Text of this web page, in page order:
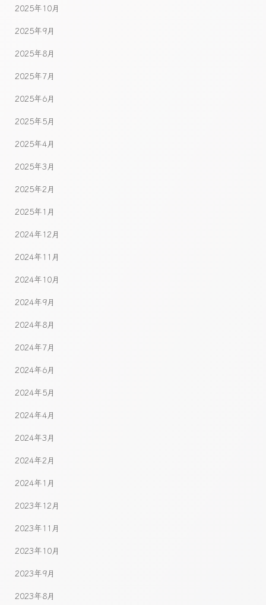
2025年10月
2025年9月
2025年8月
2025年7月
2025年6月
2025年5月
2025年4月
2025年3月
2025年2月
2025年1月
2024年12月
2024年11月
2024年10月
2024年9月
2024年8月
2024年7月
2024年6月
2024年5月
2024年4月
2024年3月
2024年2月
2024年1月
2023年12月
2023年11月
2023年10月
2023年9月
2023年8月